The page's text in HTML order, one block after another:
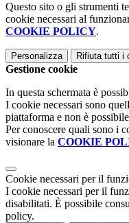
Questo sito o gli strumenti
cookie necessari al
COOKIE POLICY.
Personalizza Rifiuta tutti i
Gestione cookie
In questa schermata è
I cookie necessari sono
piattaforma e non è
Per conoscere quali sono i
visionare la COOKIE
Cookie necessari per il
I cookie necessari per il
disabilitati. È possibile
policy.